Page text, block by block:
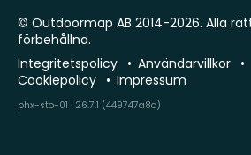
© Outdoormap AB 2014-2026. Alla
förbehållna.
Integritetspolicy
Användarvillkor
Cookiepolicy
Impressum
phx-sto-01 · 26.7.1 (449747a8c)